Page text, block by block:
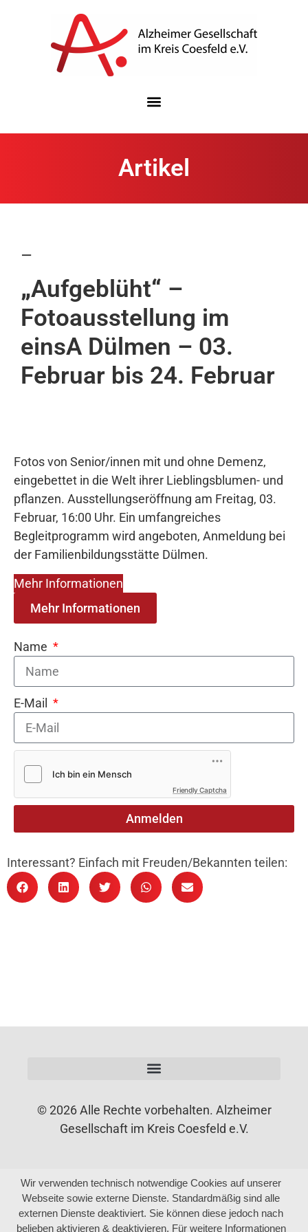
Artikel
–
„Aufgeblüht“ –
Fotoausstellung im
einsA Dülmen – 03.
Februar bis 24. Februar
Fotos von Senior/innen mit und ohne Demenz,
eingebettet in die Welt ihrer Lieblingsblumen- und
pflanzen. Ausstellungseröffnung am Freitag, 03.
Februar, 16:00 Uhr. Ein umfangreiches
Begleitprogramm wird angeboten, Anmeldung bei
der Familienbildungsstätte Dülmen.
Mehr Informationen
Mehr Informationen
Name
E-Mail
Friendly Captcha
Anmelden
Interessant? Einfach mit Freuden/Bekannten teilen:
© 2026 Alle Rechte vorbehalten. Alzheimer
Gesellschaft im Kreis Coesfeld e.V.
Wir verwenden technisch notwendige Cookies auf unserer
Webseite sowie externe Dienste. Standardmäßig sind alle
externen Dienste deaktiviert. Sie können diese jedoch nach
belieben aktivieren & deaktivieren. Für weitere Informationen